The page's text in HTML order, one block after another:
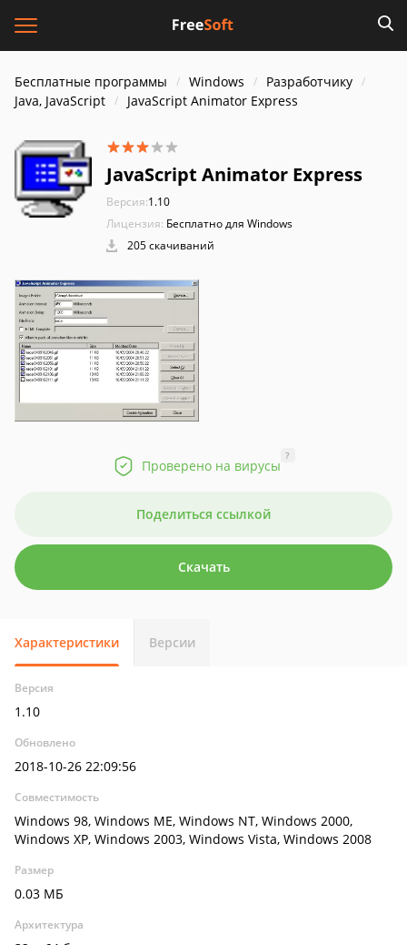
Бесплатные программы Windows
Разработчику
Java, JavaScript
JavaScript Animator Express
JavaScript Animator Express
Версия:1.10
Лицензия: Бесплатно для Windows
205 скачиваний
Проверено на вирусы
?
Поделиться ссылкой
Скачать
Характеристики Версии
Версия
1.10
Обновлено
2018-10-26 22:09:56
Совместимость
Windows 98, Windows ME, Windows NT, Windows 2000,
Windows XP, Windows 2003, Windows Vista, Windows 2008
Размер
0.03 МБ
Архитектура